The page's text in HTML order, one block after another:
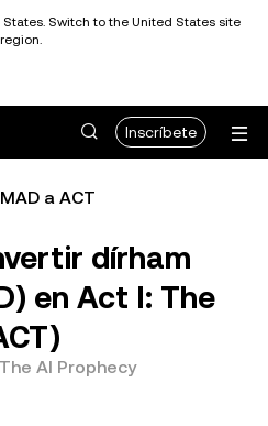
Switch to the United States site
Inscríbete
MAD a ACT
dírham
en Act I: The
AI Prophecy